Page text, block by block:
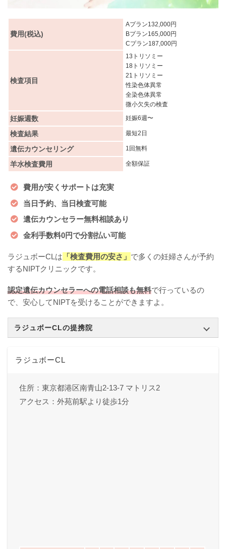
費用(税込)
Aプラン132,000円
Bプラン165,000円
Cプラン187,000円
検査項目
13トリソミー
18トリソミー
21トリソミー
性染色体異常
全染色体異常
微小欠失の検査
妊娠週数 妊娠6週〜
検査結果 最短2日
遺伝カウンセリング 1回無料
羊水検査費用 全額保証
費用が安くサポートは充実
当日予約、当日検査可能
遺伝カウンセラー無料相談あり
金利手数料0円で分割払い可能
ラジュボーCLは 「検査費用の安さ」 で多くの妊婦さんが予約
するNIPTクリニックです。
認定遺伝カウンセラーへの電話相談も無料で行っているの
で、安心してNIPTを受けることができますよ。
ラジュボーCLの提携院
ラジュボーCL
住所：東京都港区南青山2-13-7 マトリス2
アクセス：外苑前駅より徒歩1分